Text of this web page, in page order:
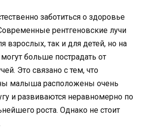
заботиться о здоровье
рентгеновские лучи
взрослых, так и для детей, но на
больше пострадать от
Это связано с тем, что
малыша расположены очень
и развиваются неравномерно по
роста. Однако не стоит